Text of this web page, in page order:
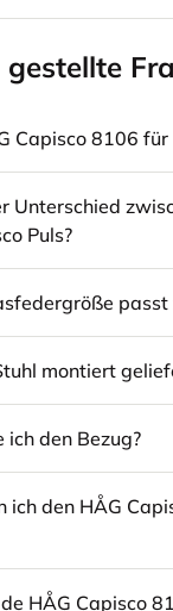
Capisco 8106
Unterschied
Puls?
passt
montiert
den Bezug?
ich den HÅG
HÅG Capisco